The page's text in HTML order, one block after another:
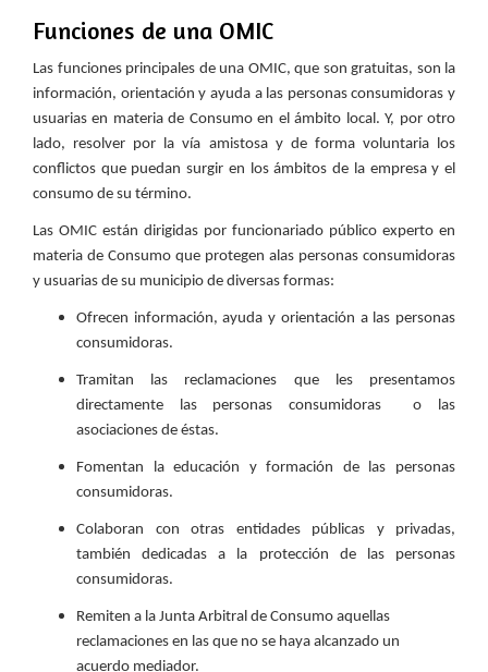
Funciones de una OMIC
Las funciones principales de una OMIC, que son gratuitas, son la
información, orientación y ayuda a las personas consumidoras y
usuarias en materia de Consumo en el ámbito local. Y, por otro
lado, resolver por la vía amistosa y de forma voluntaria los
conflictos que puedan surgir en los ámbitos de la empresa y el
consumo de su término.
Las OMIC están dirigidas por funcionariado público experto en
materia de Consumo que protegen alas personas consumidoras
y usuarias de su municipio de diversas formas:
Ofrecen información, ayuda y orientación a las personas
consumidoras.
Tramitan las reclamaciones que les presentamos
directamente las personas consumidoras o las
asociaciones de éstas.
Fomentan la educación y formación de las personas
consumidoras.
Colaboran con otras entidades públicas y privadas,
también dedicadas a la protección de las personas
consumidoras.
Remiten a la Junta Arbitral de Consumo aquellas
reclamaciones en las que no se haya alcanzado un
acuerdo mediador.